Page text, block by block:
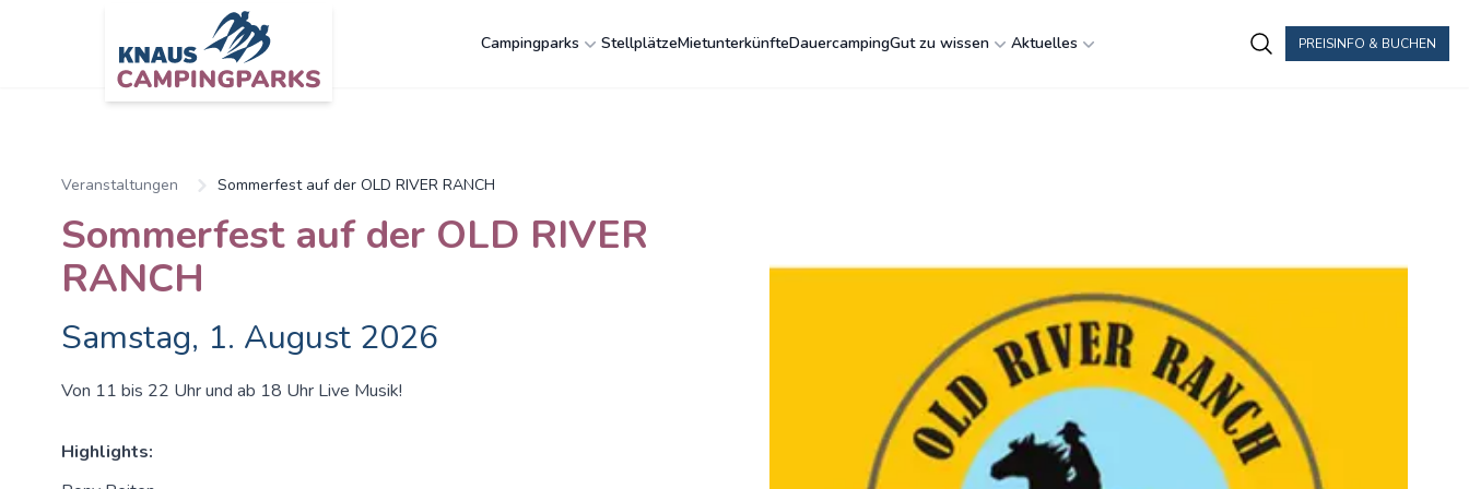
Zum Hauptinhalt springen
PREISINFO & BUCHEN
Campingparks StellplätzeMietunterkünfteDauercampingGut zu wissen Aktuelles
Veranstaltungen Sommerfest auf der OLD RIVER RANCH
Sommerfest auf der OLD RIVER
RANCH
Samstag, 1. August 2026
Von 11 bis 22 Uhr und ab 18 Uhr Live Musik!
Highlights: